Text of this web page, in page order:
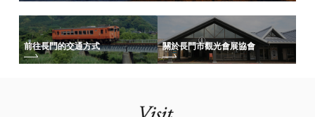
前往長門的交通方式 關於長門市觀光會展協會